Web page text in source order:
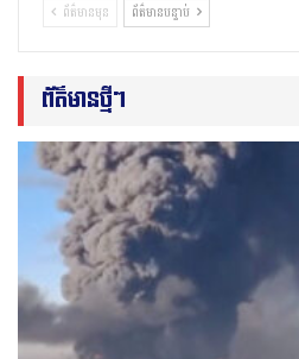
ព័ត៌មានមុន ព័ត៌មានបន្ទាប់
ព័ត៌មានថ្មីៗ